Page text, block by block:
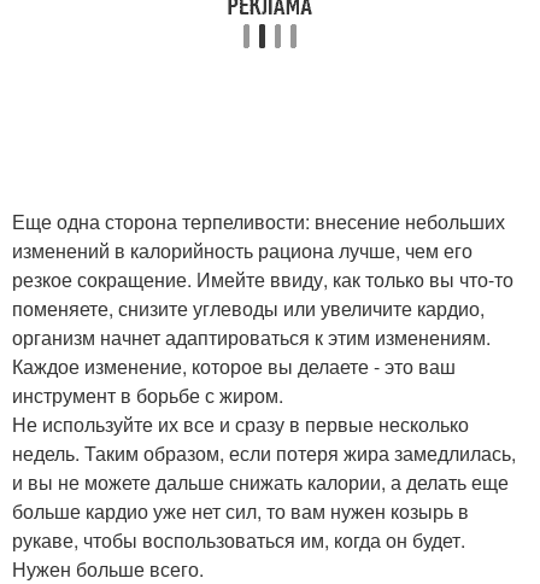
Еще одна сторона терпеливости: внесение небольших
изменений в калорийность рациона лучше, чем его
резкое сокращение. Имейте ввиду, как только вы что-то
поменяете, снизите углеводы или увеличите кардио,
организм начнет адаптироваться к этим изменениям.
Каждое изменение, которое вы делаете - это ваш
инструмент в борьбе с жиром.
Не используйте их все и сразу в первые несколько
недель. Таким образом, если потеря жира замедлилась,
и вы не можете дальше снижать калории, а делать еще
больше кардио уже нет сил, то вам нужен козырь в
рукаве, чтобы воспользоваться им, когда он будет.
Нужен больше всего.